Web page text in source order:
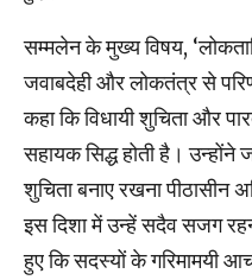
सम्मलेन के मुख्य विषय,
जवाबदेही और लोकतंत्र से
कहा कि विधायी शुचिता और
सहायक सिद्ध होती है। उन्होंने
शुचिता बनाए रखना पीठासीन
इस दिशा में उन्हें सदैव सजग
हुए कि सदस्यों के गरिमामयी